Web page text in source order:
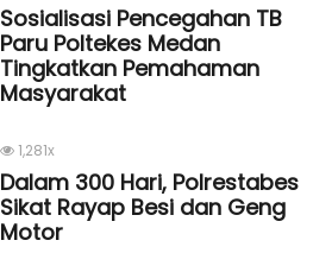
Sosialisasi Pencegahan TB
Paru Poltekes Medan
Tingkatkan Pemahaman
Masyarakat
1,281x
Dalam 300 Hari, Polrestabes
Sikat Rayap Besi dan Geng
Motor